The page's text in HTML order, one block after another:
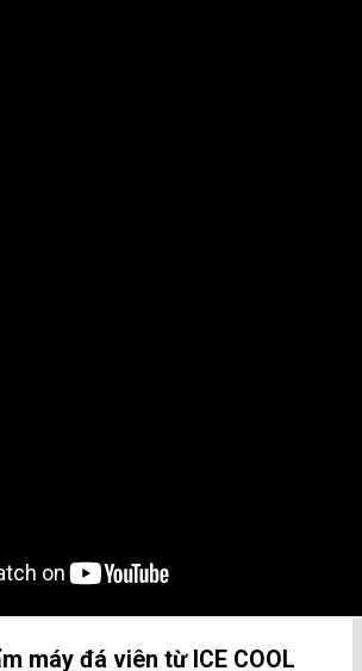
máy đá viên từ ICE COOL